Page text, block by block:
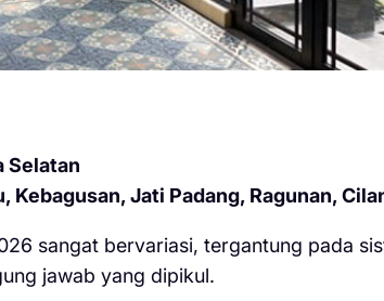
Selatan
Jati Padang, Ragunan,
sangat bervariasi, tergantung pada
jawab yang dipikul.